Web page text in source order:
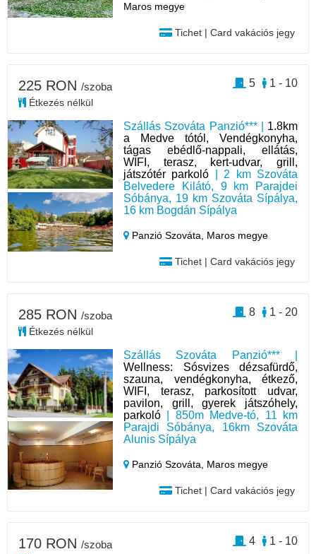
Maros megye
Tichet | Card vakációs jegy
Szállás Szováta Panzió*** | 1.8km
a Medve tótól, Vendégkonyha,
tágas ebédlő-nappali, ellátás,
WIFI, terasz, kert-udvar, grill,
játszótér parkoló | 2 km Szováta
Belvedere Kilátó, 9 km Parajdei
Sóbánya, 19 km Szováta Sípálya,
16 km Bogdán Sípálya
Panzió Szováta, Maros megye
Tichet | Card vakációs jegy
225 RON /szoba
Étkezés nélkül
1 - 10
5
Szállás Szováta Panzió*** |
Wellness: Sósvizes dézsafürdő,
szauna, vendégkonyha, étkező,
WIFI, terasz, parkosított udvar,
pavilon, grill, gyerek játszóhely,
parkoló | 850m Medve-tó, 11 km
Parajdi Sóbánya, 16km Szováta
Alunis Sípálya
Panzió Szováta, Maros megye
Tichet | Card vakációs jegy
285 RON /szoba
Étkezés nélkül
1 - 20
8
170 RON /szoba 1 - 10
4